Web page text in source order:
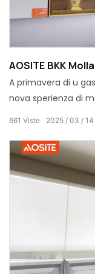
AOSITE BKK
Alluminiu
A primavera di u
nova sperienza di
di pusizione di
Sceglite sta
intelligente è più
2025 03 14
661 Viste